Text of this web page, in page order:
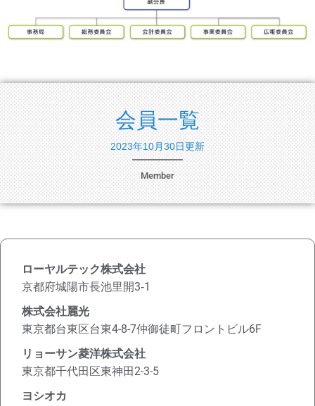
会員一覧
2023年10月30日更新
Member
ローヤルテック株式会社
京都府城陽市長池里開3‐1
株式会社麗光
東京都台東区台東4-8-7仲御徒町フロントビル6F
リョーサン菱洋株式会社
東京都千代田区東神田2-3-5
ヨシオカ
ペ
ー
ペ
ー
ペ
ー
ペ
ー
ペ
ーー